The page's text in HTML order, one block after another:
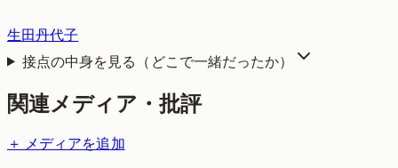
生田丹代子
接点の中身を見る（どこで一緒だったか）
関連メディア・批評
＋ メディアを追加